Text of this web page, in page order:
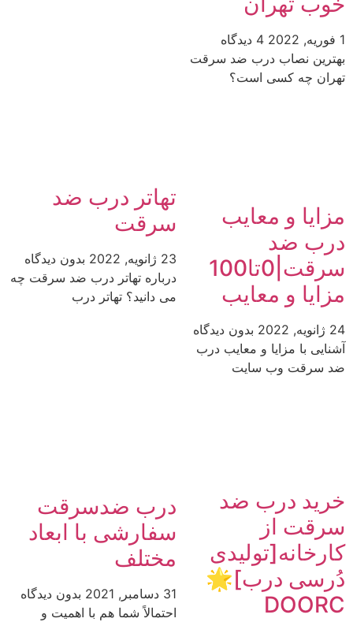
1 فوریه, 2022
4 دیدگاه
بهترین نصاب درب ضد سرقت
تهران چه کسی است؟
مزایا و معایب
درب ضد
سرقت|0تا100
مزایا و معایب
24 ژانویه, 2022
بدون دیدگاه
آشنایی با مزایا و معایب درب
ضد سرقت وب سایت
تهاتر درب ضد
سرقت
23 ژانویه, 2022
بدون دیدگاه
درباره تهاتر درب ضد سرقت چه
می دانید؟ تهاتر درب
خرید درب ضد
سرقت از
کارخانه[تولیدی
دُرسی درب]🌟
DOORC
درب ضدسرقت
سفارشی با ابعاد
مختلف
31 دسامبر, 2021
بدون دیدگاه
احتمالاً شما هم با اهمیت و